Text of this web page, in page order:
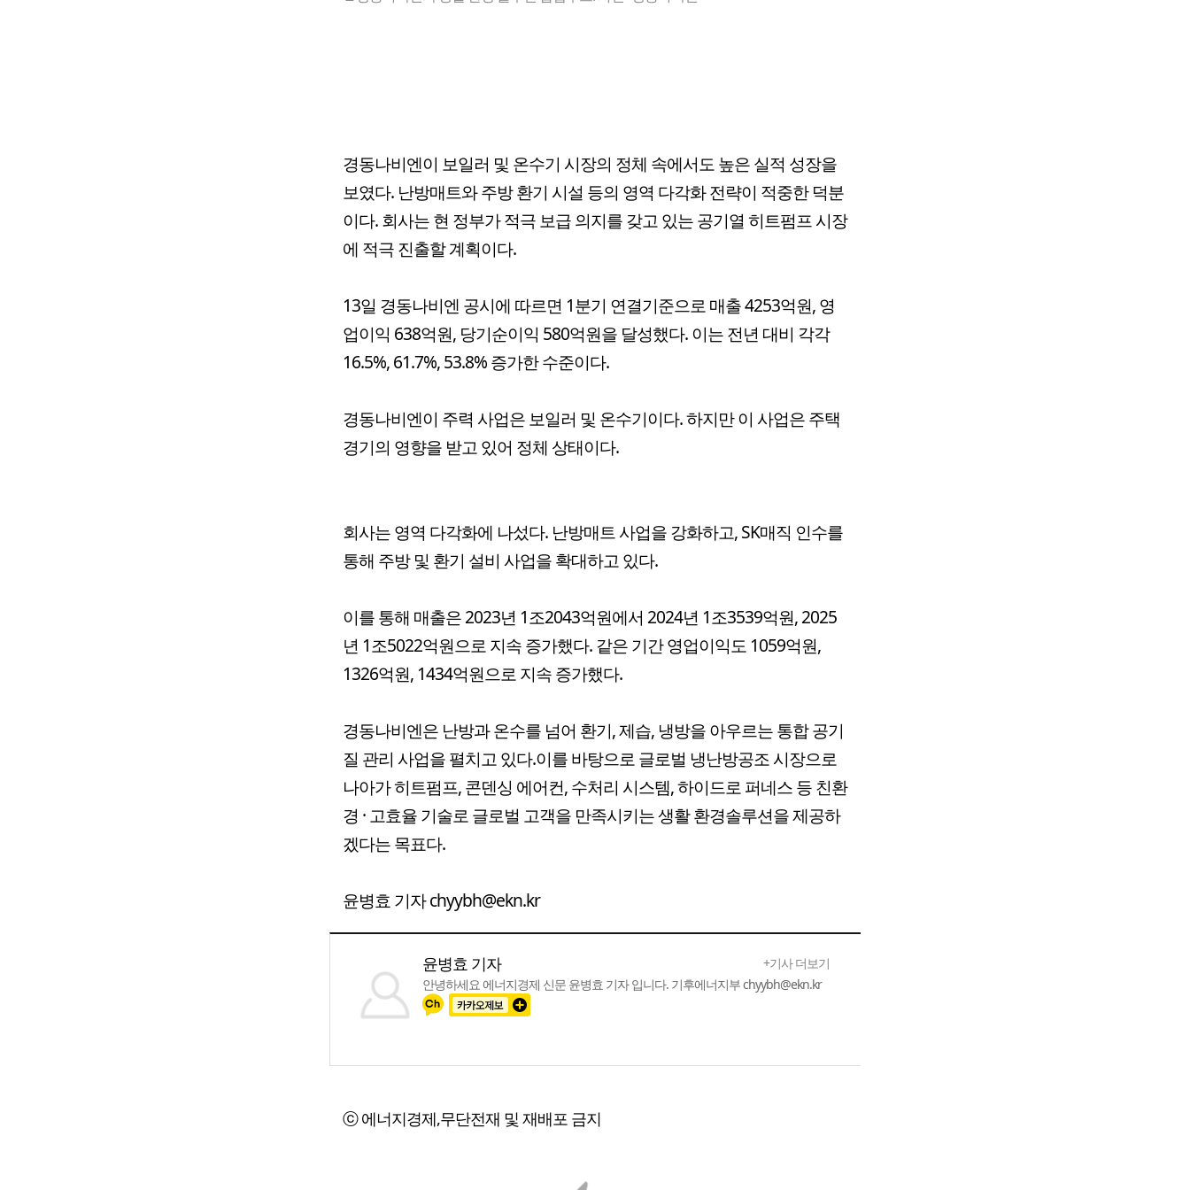
경동나비엔이 보일러 및 온수기 시장의 정체 속에서도 높은 실적 성장을
보였다. 난방매트와 주방 환기 시설 등의 영역 다각화 전략이 적중한 덕분
이다. 회사는 현 정부가 적극 보급 의지를 갖고 있는 공기열 히트펌프 시장
에 적극 진출할 계획이다.
13일 경동나비엔 공시에 따르면 1분기 연결기준으로 매출 4253억원, 영
업이익 638억원, 당기순이익 580억원을 달성했다. 이는 전년 대비 각각
16.5%, 61.7%, 53.8% 증가한 수준이다.
경동나비엔이 주력 사업은 보일러 및 온수기이다. 하지만 이 사업은 주택
경기의 영향을 받고 있어 정체 상태이다.
회사는 영역 다각화에 나섰다. 난방매트 사업을 강화하고, SK매직 인수를
통해 주방 및 환기 설비 사업을 확대하고 있다.
이를 통해 매출은 2023년 1조2043억원에서 2024년 1조3539억원, 2025
년 1조5022억원으로 지속 증가했다. 같은 기간 영업이익도 1059억원,
1326억원, 1434억원으로 지속 증가했다.
경동나비엔은 난방과 온수를 넘어 환기, 제습, 냉방을 아우르는 통합 공기
질 관리 사업을 펼치고 있다.이를 바탕으로 글로벌 냉난방공조 시장으로
나아가 히트펌프, 콘덴싱 에어컨, 수처리 시스템, 하이드로 퍼네스 등 친환
경 · 고효율 기술로 글로벌 고객을 만족시키는 생활 환경솔루션을 제공하
겠다는 목표다.
윤병효 기자 chyybh@ekn.kr
윤병효 기자
+기사 더보기
안녕하세요 에너지경제 신문 윤병효 기자 입니다. 기후에너지부 chyybh@ekn.kr
ⓒ 에너지경제,무단전재 및 재배포 금지